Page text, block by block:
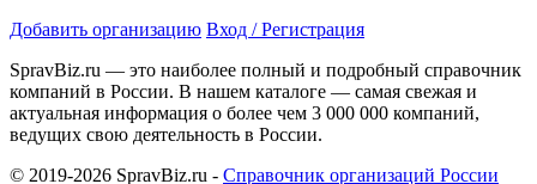
Добавить организацию Вход / Регистрация
SpravBiz.ru — это наиболее полный и подробный справочник
компаний в России. В нашем каталоге — самая свежая и
актуальная информация о более чем 3 000 000 компаний,
ведущих свою деятельность в России.
© 2019-2026 SpravBiz.ru - Справочник организаций России